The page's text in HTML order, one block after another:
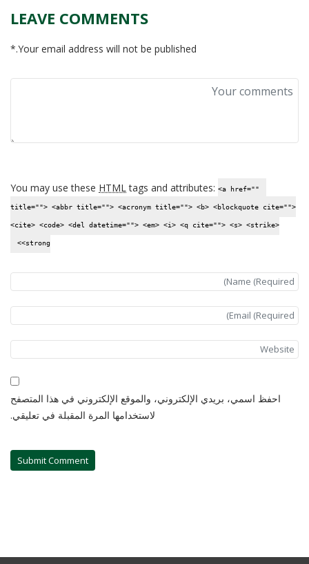
LEAVE COMMENTS
Your email address will not be published.*
You may use these HTML tags and attributes: <a href=""
title=""> <abbr title=""> <acronym title=""> <b> <blockquote cite="">
<cite> <code> <del datetime=""> <em> <i> <q cite=""> <s> <strike>
<strong>
احفظ اسمي، بريدي الإلكتروني، والموقع الإلكتروني في هذا المتصفح
لاستخدامها المرة المقبلة في تعليقي.